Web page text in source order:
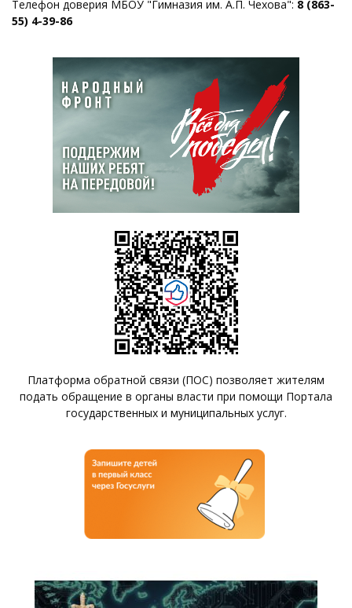
Телефон доверия МБОУ "Гимназия им. А.П. Чехова": 8 (863-
55) 4-39-86
Платформа обратной связи (ПОС) позволяет жителям
подать обращение в органы власти при помощи Портала
государственных и муниципальных услуг.